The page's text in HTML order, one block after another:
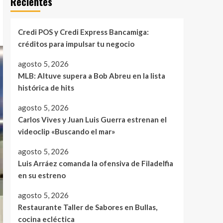
Credi POS y Credi Express Bancamiga:
créditos para impulsar tu negocio
agosto 5, 2026
MLB: Altuve supera a Bob Abreu en la lista
histórica de hits
agosto 5, 2026
Carlos Vives y Juan Luis Guerra estrenan el
videoclip «Buscando el mar»
agosto 5, 2026
Luis Arráez comanda la ofensiva de Filadelfia
en su estreno
agosto 5, 2026
Restaurante Taller de Sabores en Bullas,
cocina ecléctica